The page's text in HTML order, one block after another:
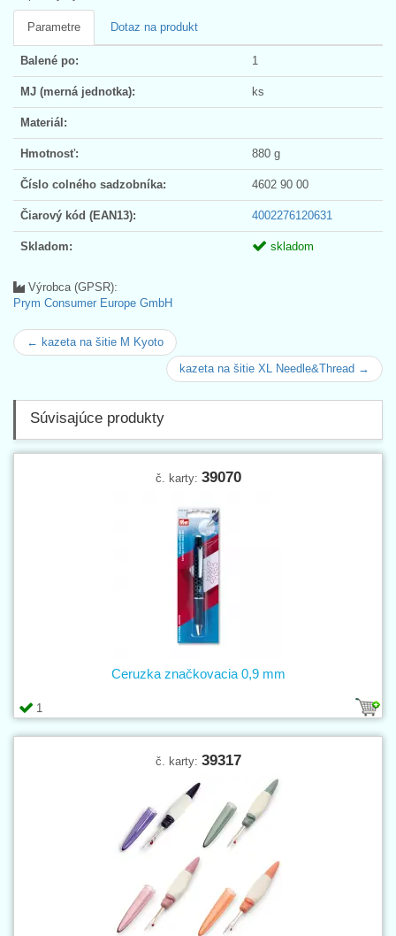
Parametre Dotaz na produkt
Balené po: 1
MJ (merná jednotka): ks
Materiál:
Hmotnosť: 880 g
Číslo colného sadzobníka: 4602 90 00
Čiarový kód (EAN13): 4002276120631
Skladom: skladom
Výrobca (GPSR):
Prym Consumer Europe GmbH
← kazeta na šitie M Kyoto
kazeta na šitie XL Needle&Thread →
Súvisajúce produkty
č. karty: 39070
1
Ceruzka značkovacia 0,9 mm
č. karty: 39317